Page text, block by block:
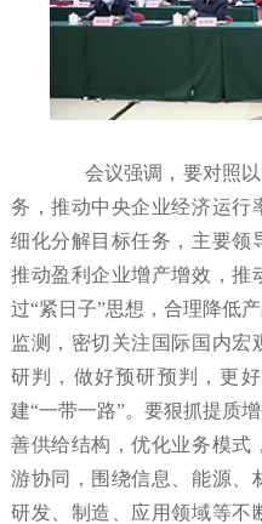
会议强调，要对照以
务，推动中央企业经济运行
细化分解目标任务，主要领
推动盈利企业增产增效，推
过“紧日子”思想，合理降低
监测，密切关注国际国内宏
研判，做好预研预判，更
建“一带一路”。要狠抓提质
善供给结构，优化业务模式
游协同，围绕信息、能源、
研发、制造、应用领域等不